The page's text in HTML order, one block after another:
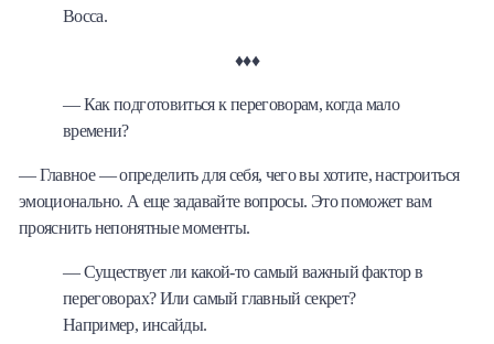
Восса.
♦♦♦
— Как подготовиться к переговорам, когда мало
времени?
— Главное — определить для себя, чего вы хотите, настроиться
эмоционально. А еще задавайте вопросы. Это поможет вам
прояснить непонятные моменты.
— Существует ли какой-то самый важный фактор в
переговорах? Или самый главный секрет?
Например, инсайды.